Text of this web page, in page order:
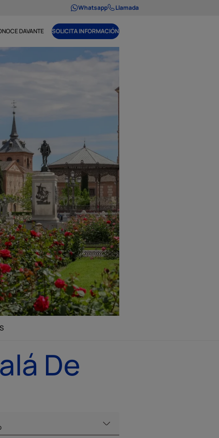
Whatsapp Llamada
DAVANTE SOLICITA INFORMACIÓN
De